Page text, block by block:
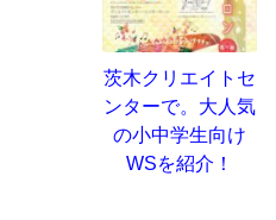
茨木クリエイトセ
ンターで。大人気
の小中学生向け
WSを紹介！